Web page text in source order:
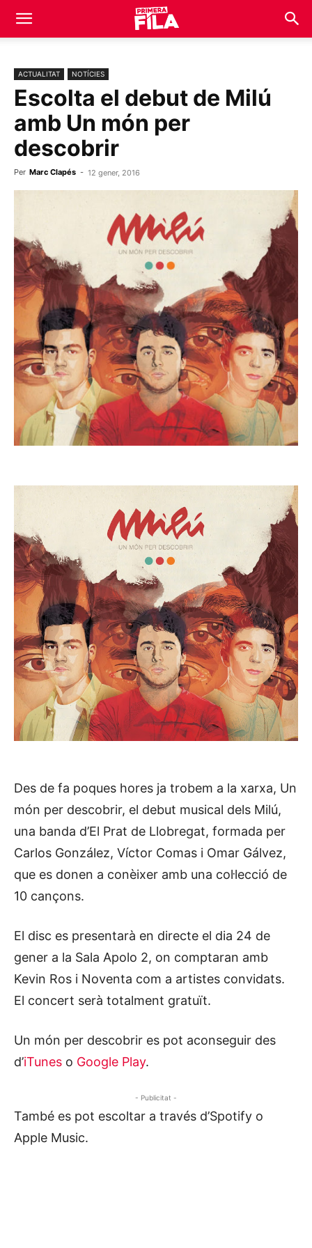
ACTUALITAT NOTÍCIES
Escolta el debut de Milú
amb Un món per
descobrir
Per Marc Clapés - 12 gener, 2016
Des de fa poques hores ja trobem a la xarxa, Un
món per descobrir, el debut musical dels Milú,
una banda d’El Prat de Llobregat, formada per
Carlos González, Víctor Comas i Omar Gálvez,
que es donen a conèixer amb una col·lecció de
10 cançons.
El disc es presentarà en directe el dia 24 de
gener a la Sala Apolo 2, on comptaran amb
Kevin Ros i Noventa com a artistes convidats.
El concert serà totalment gratuït.
Un món per descobrir es pot aconseguir des
d’iTunes o Google Play.
- Publicitat -
També es pot escoltar a través d’Spotify o
Apple Music.